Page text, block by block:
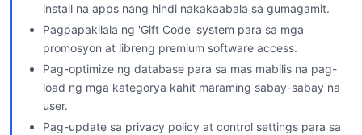
install na apps nang hindi nakakaabala sa gumagamit.
Pagpapakilala ng 'Gift Code' system para sa mga
promosyon at libreng premium software access.
Pag-optimize ng database para sa mas mabilis na pag-
load ng mga kategorya kahit maraming sabay-sabay na
user.
Pag-update sa privacy policy at control settings para sa